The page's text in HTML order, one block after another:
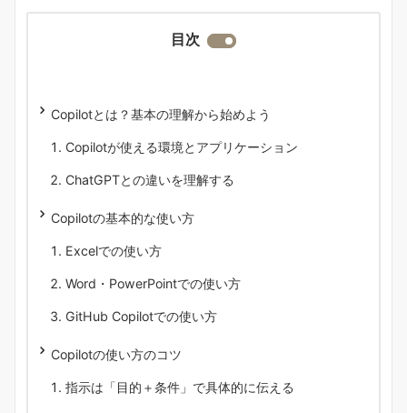
目次
Copilotとは？基本の理解から始めよう
Copilotが使える環境とアプリケーション
ChatGPTとの違いを理解する
Copilotの基本的な使い方
Excelでの使い方
Word・PowerPointでの使い方
GitHub Copilotでの使い方
Copilotの使い方のコツ
指示は「目的＋条件」で具体的に伝える